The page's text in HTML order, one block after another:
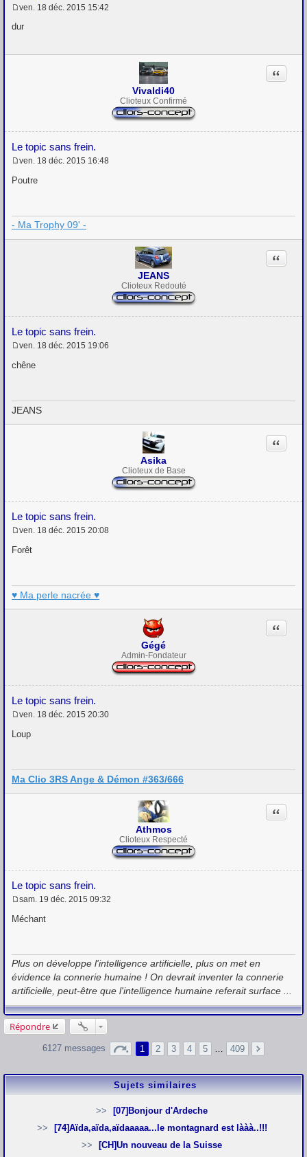
e
a
ven. 18 déc. 2015 15:42
dur
Vivaldi40
Clioteux Confirmé
Le topic sans frein.
Citation
e
g
e
ven. 18 déc. 2015 16:48
Poutre
- Ma Trophy 09' -
JEANS
Clioteux Redouté
Le topic sans frein.
Citation
e
g
e
ven. 18 déc. 2015 19:06
chêne
JEANS
Asika
Clioteux de Base
Le topic sans frein.
Citation
e
g
e
ven. 18 déc. 2015 20:08
Forêt
♥ Ma perle nacrée ♥
Gégé
Admin-Fondateur
Le topic sans frein.
Citation
e
g
e
ven. 18 déc. 2015 20:30
Loup
Ma Clio 3RS Ange & Démon #363/666
Athmos
Clioteux Respecté
Le topic sans frein.
Citation
e
g
e
sam. 19 déc. 2015 09:32
Méchant
Plus on développe l'intelligence artificielle, plus on met en
évidence la connerie humaine ! On devrait inventer la connerie
artificielle, peut-être que l'intelligence humaine referait surface ...
Répondre
6127 messages 1 2 3 4 5 409
Sujets similaires
[07]Bonjour d'Ardeche
[74]Aïda,aïda,aïdaaaaa...le montagnard est lààà..!!!
[CH]Un nouveau de la Suisse